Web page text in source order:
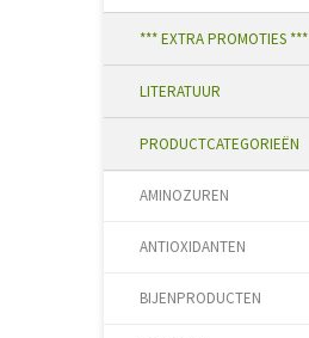
*** EXTRA PROMOTIES ***
LITERATUUR
PRODUCTCATEGORIEËN
AMINOZUREN
ANTIOXIDANTEN
BIJENPRODUCTEN